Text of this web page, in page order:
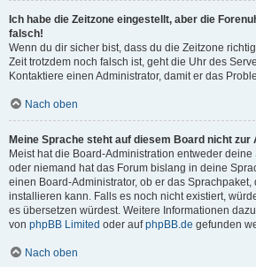
Ich habe die Zeitzone eingestellt, aber die
falsch!
Wenn du dir sicher bist, dass du die Zeitzone
Zeit trotzdem noch falsch ist, geht die Uhr des
Kontaktiere einen Administrator, damit er das
Nach oben
Meine Sprache steht auf diesem Board nicht zur
Meist hat die Board-Administration entweder
oder niemand hat das Forum bislang in deine
einen Board-Administrator, ob er das Sprachpaket,
installieren kann. Falls es noch nicht existiert,
es übersetzen würdest. Weitere Informationen
von phpBB Limited oder aufphpBB.de gefunden
Nach oben